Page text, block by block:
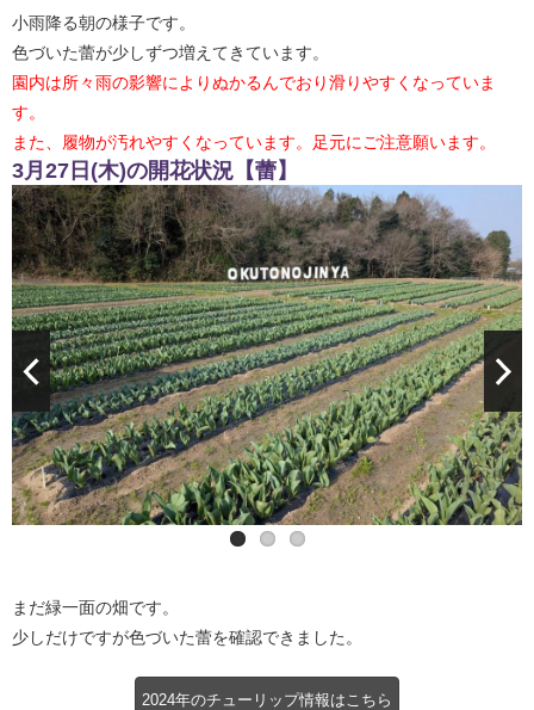
小雨降る朝の様子です。
色づいた蕾が少しずつ増えてきています。
園内は所々雨の影響によりぬかるんでおり滑りやすくなっていま
す。
また、履物が汚れやすくなっています。足元にご注意願います。
3月27日(木)の開花状況【蕾】
まだ緑一面の畑です。
少しだけですが色づいた蕾を確認できました。
2024年のチューリップ情報はこちら